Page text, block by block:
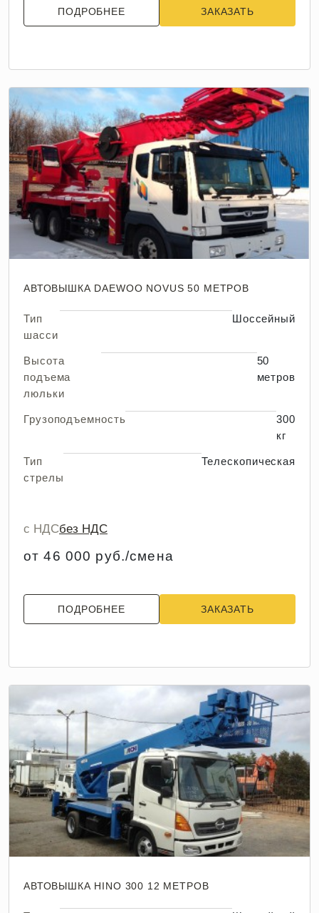
ПОДРОБНЕЕ ЗАКАЗАТЬ
АВТОВЫШКА DAEWOO NOVUS 50 МЕТРОВ
Тип
шасси
Шоссейный
Высота
подъема
люльки
50
метров
Грузоподъемность
300
кг
Тип
стрелы
Телескопическая
с НДСбез НДС
от 46 000 руб./смена
ПОДРОБНЕЕ ЗАКАЗАТЬ
АВТОВЫШКА HINO 300 12 МЕТРОВ